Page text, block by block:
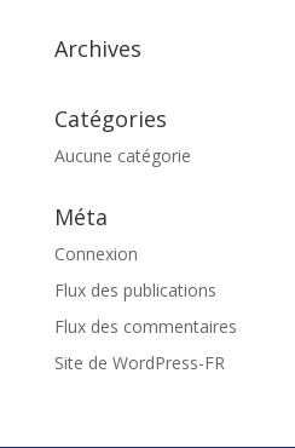
Archives
Catégories
Aucune catégorie
Méta
Connexion
Flux des publications
Flux des commentaires
Site de WordPress-FR